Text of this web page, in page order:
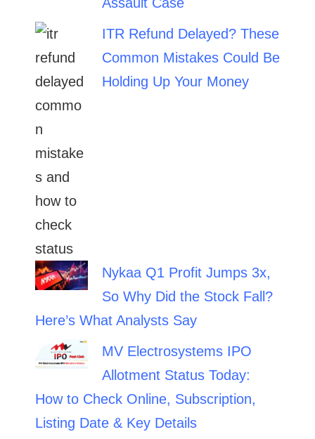
ITR Refund Delayed? These
Common Mistakes Could Be
Holding Up Your Money
Nykaa Q1 Profit Jumps 3x,
So Why Did the Stock Fall?
Here’s What Analysts Say
MV Electrosystems IPO
Allotment Status Today:
How to Check Online, Subscription,
Listing Date & Key Details